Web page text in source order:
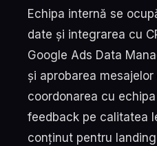
Echipa internă se
date și integrarea cu
Google Ads Data
și aprobarea mesajelor
coordonarea cu
feedback pe calitatea
conținut pentru